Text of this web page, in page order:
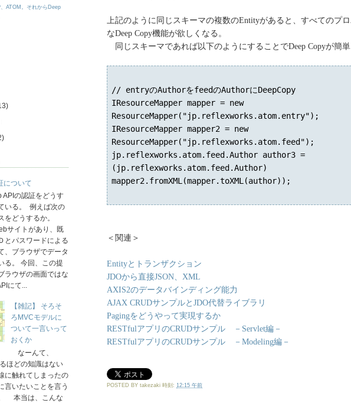
上記のように同じスキーマの複数のEntityがあると、すべてのプ
なDeep Copy機能が欲しくなる。
同じスキーマであれば以下のようにすることでDeep Copyが簡
// entryのAuthorをfeedのAuthorにDeepCopy
IResourceMapper mapper = new
ResourceMapper("jp.reflexworks.atom.entry");
IResourceMapper mapper2 = new
ResourceMapper("jp.reflexworks.atom.feed");
jp.reflexworks.atom.feed.Author author3 =
(jp.reflexworks.atom.feed.Author)
mapper2.fromXML(mapper.toXML(author));
＜関連＞
Entityとトランザクション
JDOから直接JSON、XML
AXIS2のデータバインディング能力
AJAX CRUDサンプルとJDO代替ライブラリ
Pagingをどうやって実現するか
RESTfulアプリのCRUDサンプル －Servlet編－
RESTfulアプリのCRUDサンプル －Modeling編－
POSTED BY takezaki 時刻: 12:15 午前
ATOM。それからDeep
について
APIの認証をどうす
いる。 例えば次の
をどうするか。
サイトがあり、既
とパスワードによる
、ブラウザでデータ
る。 今回、この提
ラウザの画面ではな
にて...
【雑記】 そろそ
ろMVCモデルに
ついて一言いって
おくか
なーんて、
ほどの知識はない
に触れてしまったの
言いたいことを言う
本当は、こんな